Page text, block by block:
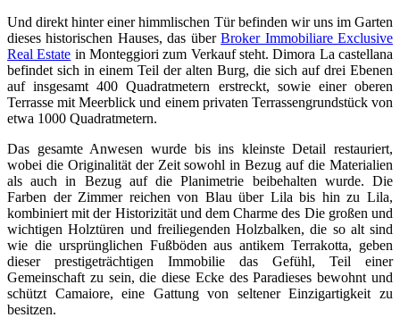
Und direkt hinter einer himmlischen Tür befinden wir uns im Garten
dieses historischen Hauses, das überBroker Immobiliare Exclusive
Real Estate in Monteggiori zum Verkauf steht. Dimora La castellana
befindet sich in einem Teil der alten Burg, die sich auf drei Ebenen
auf insgesamt 400 Quadratmetern erstreckt, sowie einer oberen
Terrasse mit Meerblick und einem privaten Terrassengrundstück von
etwa 1000 Quadratmetern.
Das gesamte Anwesen wurde bis ins kleinste Detail restauriert,
wobei die Originalität der Zeit sowohl in Bezug auf die Materialien
als auch in Bezug auf die Planimetrie beibehalten wurde. Die
Farben der Zimmer reichen von Blau über Lila bis hin zu Lila,
kombiniert mit der Historizität und dem Charme des Die großen und
wichtigen Holztüren und freiliegenden Holzbalken, die so alt sind
wie die ursprünglichen Fußböden aus antikem Terrakotta, geben
dieser prestigeträchtigen Immobilie das Gefühl, Teil einer
Gemeinschaft zu sein, die diese Ecke des Paradieses bewohnt und
schützt Camaiore, eine Gattung von seltener Einzigartigkeit zu
besitzen.